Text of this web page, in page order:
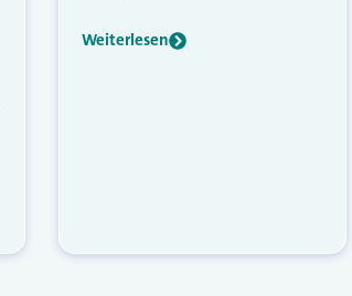
Weiterlesen